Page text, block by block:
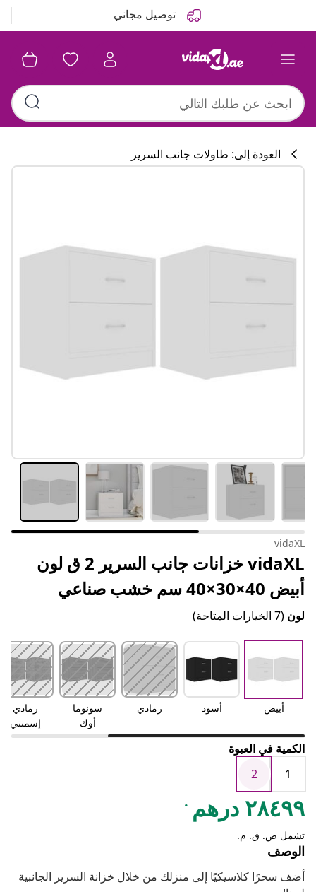
توصيل مجاني
العودة إلى: طاولات جانب السرير
vidaXL
vidaXL خزانات جانب السرير 2 ق لون
أبيض 40×30×40 سم خشب صناعي
لون (7 الخيارات المتاحة)
أبيض أسود رمادي
سونوما
أوك
رمادي
إسمنتي
الكمية في العبوة
1
2
٢٨٤٩٩ درهم .
تشمل ض. ق. م.
الوصف
أضف سحرًا كلاسيكيًا إلى منزلك من خلال خزانة السرير الجانبية